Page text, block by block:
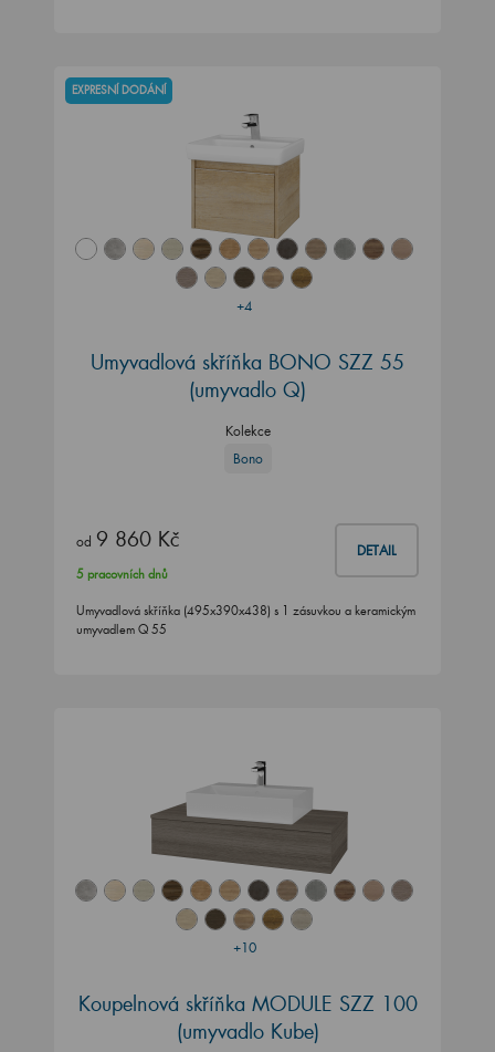
+4
EXPRESNÍ DODÁNÍ
Umyvadlová skříňka BONO SZZ 55
(umyvadlo Q)
Kolekce
Bono
od 9 860 Kč DETAIL
5 pracovních dnů
Umyvadlová skříňka (495x390x438) s 1 zásuvkou a keramickým
umyvadlem Q 55
+10
Koupelnová skříňka MODULE SZZ 100
(umyvadlo Kube)